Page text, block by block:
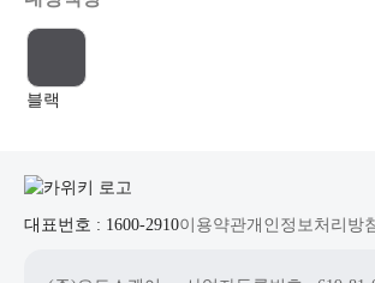
블랙
대표번호 : 1600-2910이용약관개인정보처리방